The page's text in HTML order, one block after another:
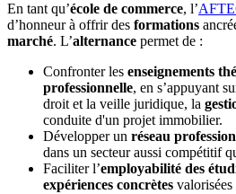
En tant qu’école de commerce, l’
d’honneur à offrir des formations
marché. L’alternance permet de :
Confronter les enseignements
professionnelle, en s’appuyant
droit et la veille juridique, la
conduite d'un projet immobilier.
Développer un réseau
dans un secteur aussi compétitif
Faciliter l’employabilité des
expériences concrètes valorisées